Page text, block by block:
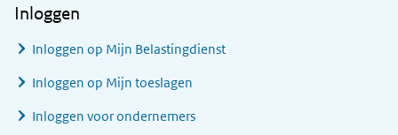
Inloggen
Inloggen op Mijn Belastingdienst
Inloggen op Mijn toeslagen
Inloggen voor ondernemers